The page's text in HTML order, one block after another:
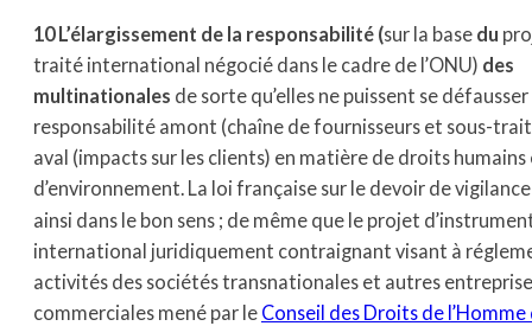
10 L’élargissement de la responsabilité (sur la base du
traité international négocié dans le cadre de l’ONU) des
multinationales de sorte qu’elles ne puissent se
responsabilité amont (chaîne de fournisseurs et sous-
aval (impacts sur les clients) en matière de droits humains
d’environnement. La loi française sur le devoir de vigilance
ainsi dans le bon sens ; de même que le projet
international juridiquement contraignant visant à
activités des sociétés transnationales et autres
commerciales mené par le Conseil des Droits de l’Homme